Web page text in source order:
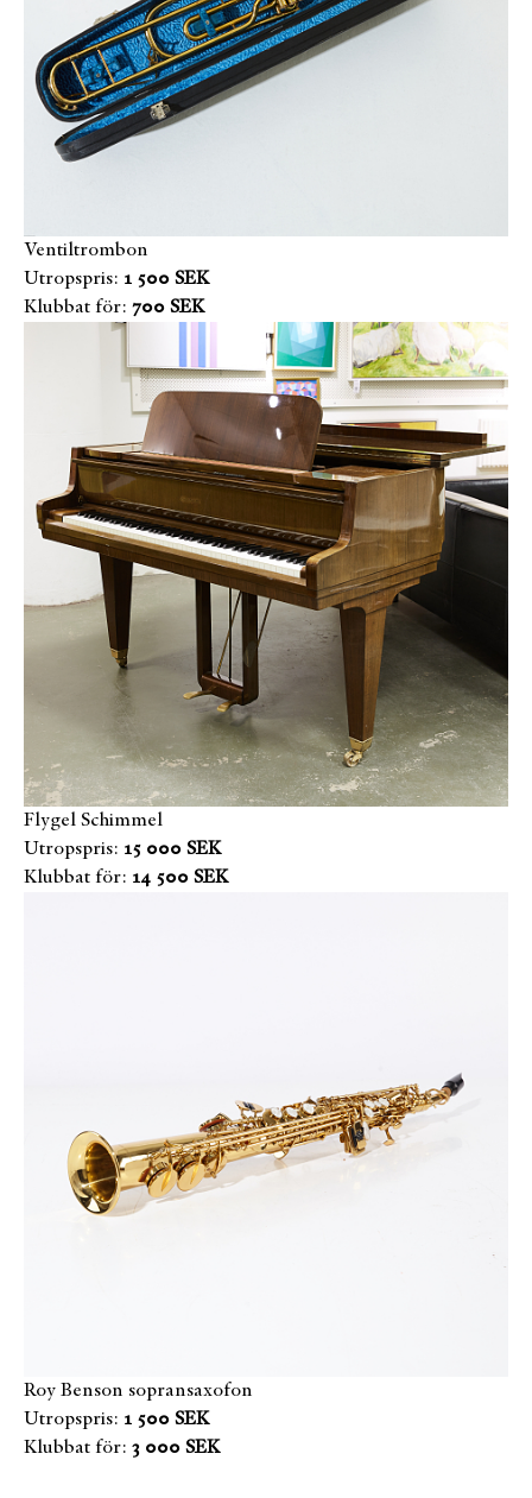
Ventiltrombon
Utropspris: 1 500 SEK
Klubbat för: 700 SEK
Flygel Schimmel
Utropspris: 15 000 SEK
Klubbat för: 14 500 SEK
Roy Benson sopransaxofon
Utropspris: 1 500 SEK
Klubbat för: 3 000 SEK